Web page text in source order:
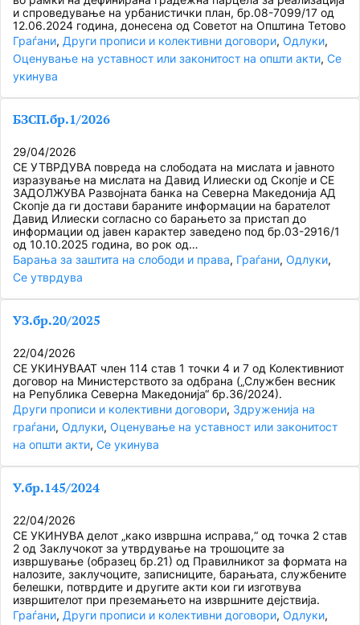
и спроведување на урбанистички план, бр.08-7099/17 од
12.06.2024 година, донесена од Советот на Општина Тетово
Граѓани, Други прописи и колективни договори, Одлуки
Оценување на уставност или законитост на општи акти, Се
укинува
БЗСП.бр.1/2026
29/04/2026
СЕ УТВРДУВА повреда на слободата на мислата и јавното
изразување на мислата на Давид Илиески од Скопје и СЕ
ЗАДОЛЖУВА Развојната банка на Северна Македонија АД
Скопје да ги достави бараните информации на барателот
Давид Илиески согласно со барањето за пристап до
информации од јавен карактер заведено под бр.03-2916/1
од 10.10.2025 година, во рок од…
Барања за заштита на слободи и права, Граѓани, Одлуки
Се утврдува
УЗ.бр.20/2025
22/04/2026
СЕ УКИНУВААТ член 114 став 1 точки 4 и 7 од Колективниот
договор на Министерството за одбрана („Службен весник
на Република Северна Македонија“ бр.36/2024).
Други прописи и колективни договори, Здруженија на
граѓани, Одлуки, Оценување на уставност или законитост
на општи акти, Се укинува
У.бр.145/2024
22/04/2026
СЕ УКИНУВА делот „како извршна исправа,“ од точка 2 став
2 од Заклучокот за утврдување на трошоците за
извршување (образец бр.21) од Правилникот за формата на
налозите, заклучоците, записниците, барањата, службените
белешки, потврдите и другите акти кои ги изготвува
извршителот при преземањето на извршните дејствија.
Граѓани, Други прописи и колективни договори, Одлуки